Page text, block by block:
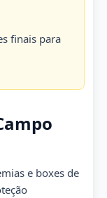
finais para
e boxes de